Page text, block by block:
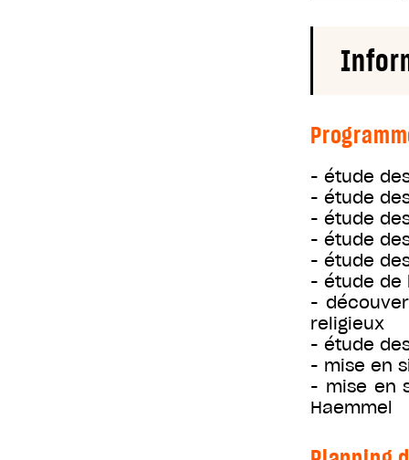
- étude
- étude
- étude
- étude
- étude
- étude de
-
religieux
- étude
- mise en
- mise en
Haemmel